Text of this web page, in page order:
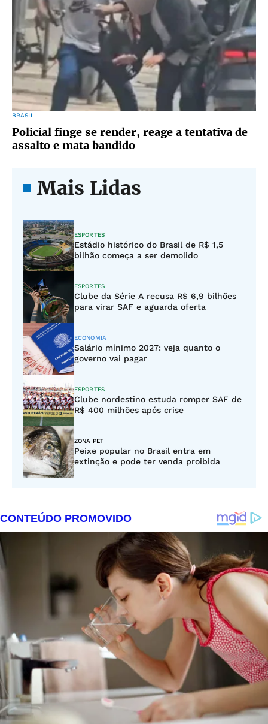
BRASIL
Policial finge se render, reage a tentativa de
assalto e mata bandido
Mais Lidas
ESPORTES
Estádio histórico do Brasil de R$ 1,5
bilhão começa a ser demolido
ESPORTES
Clube da Série A recusa R$ 6,9 bilhões
para virar SAF e aguarda oferta
ECONOMIA
Salário mínimo 2027: veja quanto o
governo vai pagar
ESPORTES
Clube nordestino estuda romper SAF de
R$ 400 milhões após crise
ZONA PET
Peixe popular no Brasil entra em
extinção e pode ter venda proibida